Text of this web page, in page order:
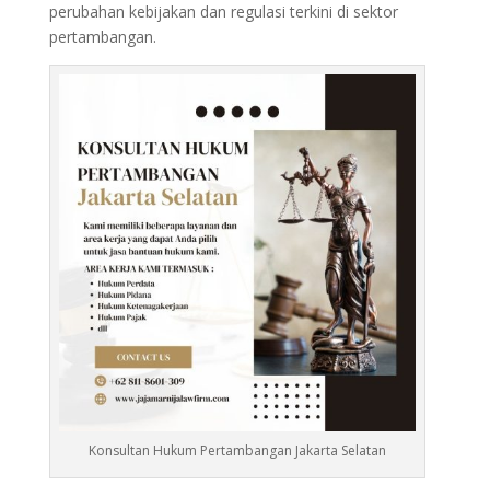
perubahan kebijakan dan regulasi terkini di sektor
pertambangan.
Konsultan Hukum Pertambangan Jakarta Selatan